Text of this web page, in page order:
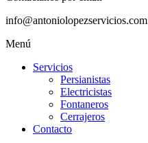
info@antoniolopezservicios.com
Menú
Servicios
Persianistas
Electricistas
Fontaneros
Cerrajeros
Contacto